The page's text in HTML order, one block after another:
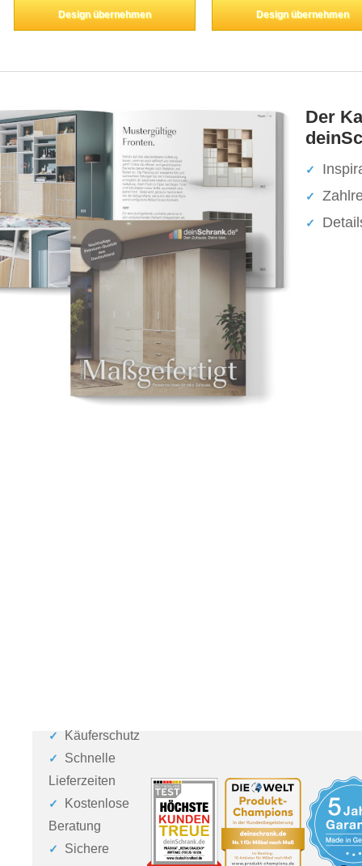
Design übernehmen Design übernehmen
Der
Käuferschutz
Schnelle
Lieferzeiten
Kostenlose
Beratung
Sichere